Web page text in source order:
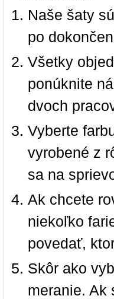
Naše šaty
po
Všetky
ponúknite
dvoch
Vyberte
vyrobené z
sa na
Ak chcete
niekoľko
povedať,
Skôr ako
meranie. Ak